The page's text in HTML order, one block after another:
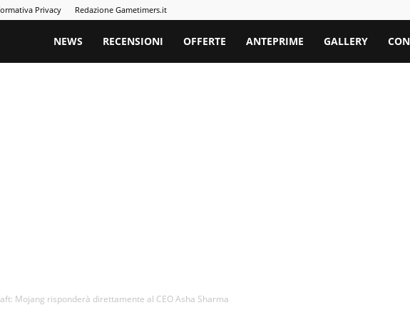
Privacy Redazione Gametimers.it
Gametimers
NEWS RECENSIONI OFFERTE ANTEPRIME GALLERY
Mojang risponderà direttamente al CEO Asha Sharma